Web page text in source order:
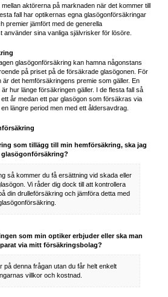
aktörerna på marknaden när det kommer till
fall har optikernas egna glasögonförsäkringar
premier jämfört med de generella
använder sina vanliga självrisker för lösöre.
glasögonförsäkring kan hamna någonstans
på priset på de försäkrade glasögonen. För
det hemförsäkringens premie som gäller. En
hur länge försäkringen gäller. I de flesta fall så
år medan ett par glasögon som försäkras via
längre period men med ett åldersavdrag.
som tillägg till min hemförsäkring, ska jag
glasögonförsäkring?
så kommer du få ersättning vid skada eller
Vi råder dig dock till att kontrollera
din drulleförsäkring och jämföra detta med
som min optiker erbjuder eller ska man
via mitt försäkringsbolag?
på denna frågan utan du får helt enkelt
villkor och kostnad.